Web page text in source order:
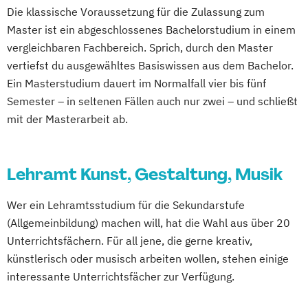
und Orchesterdirigieren - Gregorianik)
Kathol. und evangel. Kirchenmusik (Chor-
und Orchesterdirigieren - Kirchliche
Komposition)
Kathol. und evangel. Kirchenmusik (Orgel -
Chor und Orchesterdirigieren)
Kathol. und evangel. Kirchenmusik (Orgel -
Klarinette Klavier Klavier-Duo
Klavier-Vokalbegleitung
Komposition
Komposition und Musiktheorie
Kompositions- und Musiktheoriepädagogik
Sozialkunde und Politische Bildung
(Lehramt)
Griechisch (Lehramt)
Informatik (Lehramt)
Instrumentalmusikerziehung (Lehramt)
Italienisch (Lehramt)
Lehramt Primarstufe (versch.
Lehramt Primarstufe - Inklusive Pädagogik
Förderbereich Sprechen
Sprache und Kommunikation
Lehramt Primarstufe - Inklusive Pädagogik
Die klassische Voraussetzung für die Zulassung zum
Master ist ein abgeschlossenes Bachelorstudium in einem
vergleichbaren Fachbereich. Sprich, durch den Master
vertiefst du ausgewähltes Basiswissen aus dem Bachelor.
Ein Masterstudium dauert im Normalfall vier bis fünf
Semester – in seltenen Fällen auch nur zwei – und schließt
mit der Masterarbeit ab.
Lehramt Kunst, Gestaltung, Musik
Wer ein Lehramtsstudium für die Sekundarstufe
(Allgemeinbildung) machen will, hat die Wahl aus über 20
Unterrichtsfächern. Für all jene, die gerne kreativ,
künstlerisch oder musisch arbeiten wollen, stehen einige
interessante Unterrichtsfächer zur Verfügung.